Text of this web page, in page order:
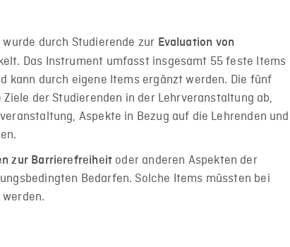
wurde durch Studierende zur Evaluation von
Das Instrument umfasst insgesamt 55 feste Items
kann durch eigene Items ergänzt werden. Die fünf
der Studierenden in der Lehrveranstaltung ab,
Aspekte in Bezug auf die Lehrenden und
zur Barrierefreiheit oder anderen Aspekten der
Bedarfen. Solche Items müssten bei